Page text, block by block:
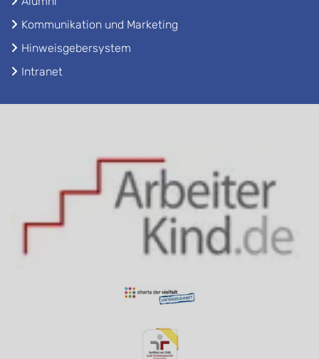
Kommunikation und Marketing
Hinweisgebersystem
Intranet